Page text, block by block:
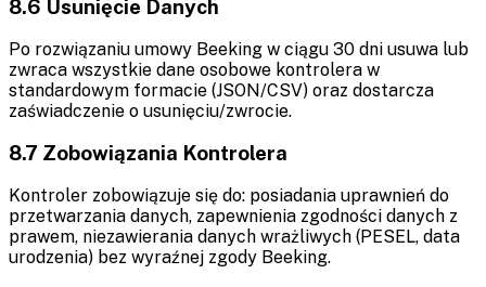
8.6 Usunięcie Danych
Po rozwiązaniu umowy Beeking w ciągu 30 dni usuwa lub
zwraca wszystkie dane osobowe kontrolera w
standardowym formacie (JSON/CSV) oraz dostarcza
zaświadczenie o usunięciu/zwrocie.
8.7 Zobowiązania Kontrolera
Kontroler zobowiązuje się do: posiadania uprawnień do
przetwarzania danych, zapewnienia zgodności danych z
prawem, niezawierania danych wrażliwych (PESEL, data
urodzenia) bez wyraźnej zgody Beeking.